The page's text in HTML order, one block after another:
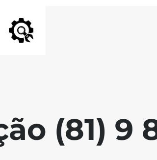
(81) 9